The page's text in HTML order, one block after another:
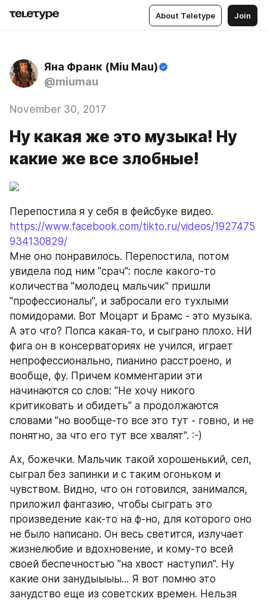
About Teletype Join
Яна Франк (Miu Mau)
@miumau
November 30, 2017
Ну какая же это музыка! Ну
какие же все злобные!
Перепостила я у себя в фейсбуке видео.
https://www.facebook.com/tikto.ru/videos/1927475
934130829/
Мне оно понравилось. Перепостила, потом
увидела под ним "срач": после какого-то
количества "молодец мальчик" пришли
"профессионалы", и забросали его тухлыми
помидорами. Вот Моцарт и Брамс - это музыка.
А это что? Попса какая-то, и сыграно плохо. НИ
фига он в консерваториях не учился, играет
непрофессионально, пианино расстроено, и
вообще, фу. Причем комментарии эти
начинаются со слов: "Не хочу никого
критиковать и обидеть" а продолжаются
словами "но вообще-то все это тут - говно, и не
понятно, за что его тут все хвалят". :-)
Ах, божечки. Мальчик такой хорошенький, сел,
сыграл без запинки и с таким огоньком и
чувством. Видно, что он готовился, занимался,
приложил фантазию, чтобы сыграть это
произведение как-то на ф-но, для которого оно
не было написано. Он весь светится, излучает
жизнелюбие и вдохновение, и кому-то всей
своей беспечностью "на хвост наступил". Ну
какие они занудыыыы... Я вот помню это
занудство еще из советских времен. Нельзя